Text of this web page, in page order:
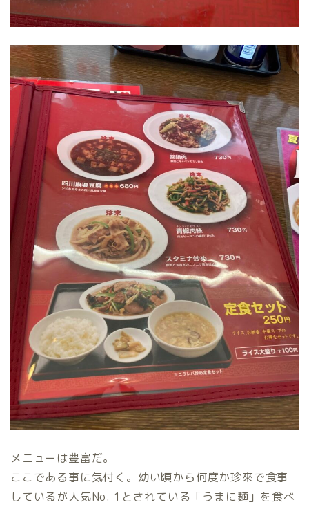
メニューは豊富だ。
ここである事に気付く。幼い頃から何度か珍來で食事
しているが人気No. 1とされている「うまに麺」を食べ